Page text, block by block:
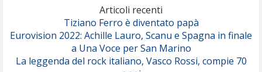
Serenamente
Articoli recenti
Tiziano Ferro è diventato papà
Eurovision 2022: Achille Lauro, Scanu e Spagna in finale
a Una Voce per San Marino
La leggenda del rock italiano, Vasco Rossi, compie 70